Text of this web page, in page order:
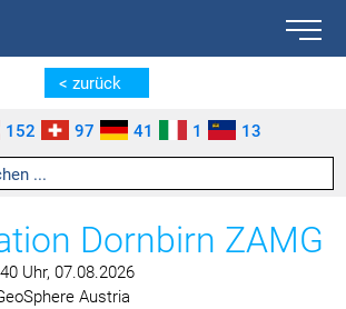
+ 0]
Seitenmenü springen [AK + 1]
Seitenmenü springen [AK + 2]
springen [AK + 3]
Toggle
< zurück
152 97 41 1 13
Dornbirn ZAMG
Uhr, 07.08.2026
Austria